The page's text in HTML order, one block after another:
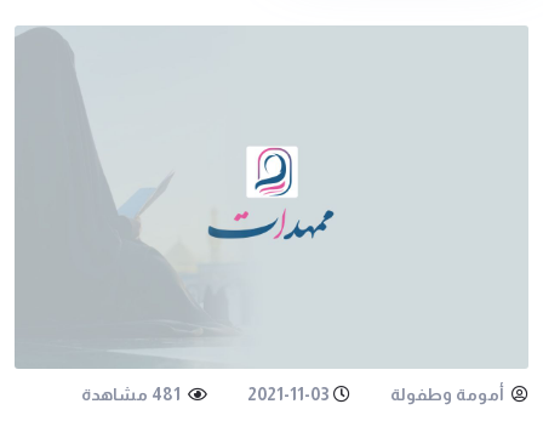
أمومة وطفولة 2021-11-03